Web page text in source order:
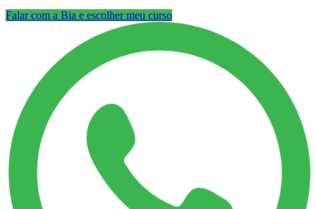
Falar com a Bia e escolher meu curso